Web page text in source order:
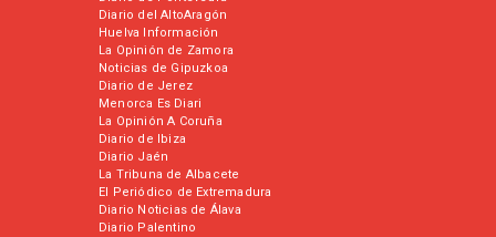
Diario del AltoAragón
Huelva Información
La Opinión de Zamora
Noticias de Gipuzkoa
Diario de Jerez
Menorca Es Diari
La Opinión A Coruña
Diario de Ibiza
Diario Jaén
La Tribuna de Albacete
El Periódico de Extremadura
Diario Noticias de Álava
Diario Palentino